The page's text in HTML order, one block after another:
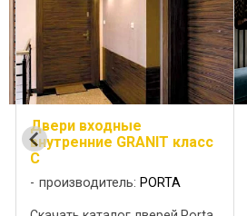
Двери входные
внутренние GRANIT класс
С
производитель: PORTA